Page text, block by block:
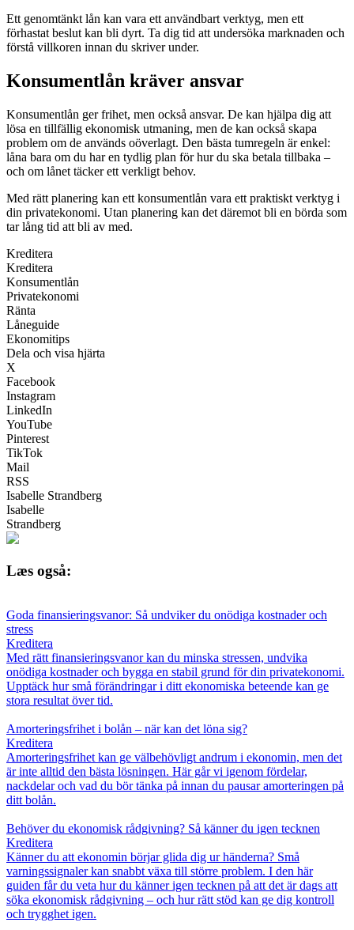
Ett genomtänkt lån kan vara ett användbart verktyg, men ett
förhastat beslut kan bli dyrt. Ta dig tid att undersöka marknaden och
förstå villkoren innan du skriver under.
Konsumentlån kräver ansvar
Konsumentlån ger frihet, men också ansvar. De kan hjälpa dig att
lösa en tillfällig ekonomisk utmaning, men de kan också skapa
problem om de används oöverlagt. Den bästa tumregeln är enkel:
låna bara om du har en tydlig plan för hur du ska betala tillbaka –
och om lånet täcker ett verkligt behov.
Med rätt planering kan ett konsumentlån vara ett praktiskt verktyg i
din privatekonomi. Utan planering kan det däremot bli en börda som
tar lång tid att bli av med.
Kreditera
Kreditera
Konsumentlån
Privatekonomi
Ränta
Låneguide
Ekonomitips
Dela och visa hjärta
X
Facebook
Instagram
LinkedIn
YouTube
Pinterest
TikTok
Mail
RSS
Isabelle Strandberg
Isabelle
Strandberg
Læs også:
Goda finansieringsvanor: Så undviker du onödiga kostnader och
stress
Kreditera
Med rätt finansieringsvanor kan du minska stressen, undvika
onödiga kostnader och bygga en stabil grund för din privatekonomi.
Upptäck hur små förändringar i ditt ekonomiska beteende kan ge
stora resultat över tid.
Amorteringsfrihet i bolån – när kan det löna sig?
Kreditera
Amorteringsfrihet kan ge välbehövligt andrum i ekonomin, men det
är inte alltid den bästa lösningen. Här går vi igenom fördelar,
nackdelar och vad du bör tänka på innan du pausar amorteringen på
ditt bolån.
Behöver du ekonomisk rådgivning? Så känner du igen tecknen
Kreditera
Känner du att ekonomin börjar glida dig ur händerna? Små
varningssignaler kan snabbt växa till större problem. I den här
guiden får du veta hur du känner igen tecknen på att det är dags att
söka ekonomisk rådgivning – och hur rätt stöd kan ge dig kontroll
och trygghet igen.